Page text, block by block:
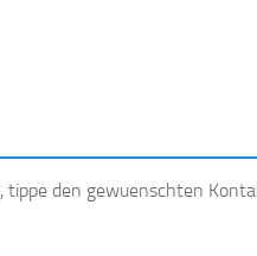
, tippe den gewuenschten